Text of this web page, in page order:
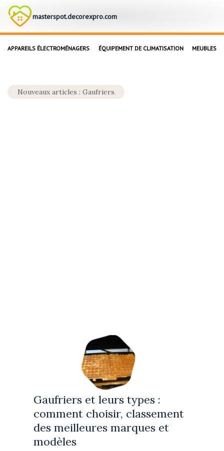
masterspot.decorexpro.com
APPAREILS ÉLECTROMÉNAGERS ÉQUIPEMENT DE CLIMATISATION MEUBLES
Nouveaux articles : Gaufriers
Gaufriers et leurs types :
comment choisir, classement
des meilleures marques et
modèles